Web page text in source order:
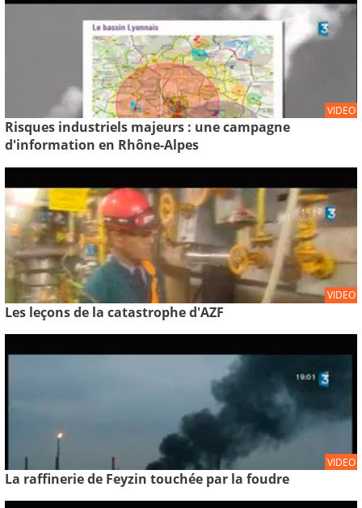
VIDEO
Risques industriels majeurs : une campagne
d'information en Rhône-Alpes
VIDEO
Les leçons de la catastrophe d'AZF
VIDEO
La raffinerie de Feyzin touchée par la foudre